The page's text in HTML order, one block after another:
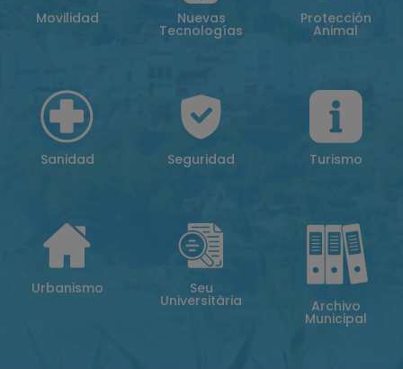
Movilidad Nuevas
Tecnologías
Protección
Animal
Sanidad Seguridad Turismo
Urbanismo Seu
Universitària Archivo
Municipal